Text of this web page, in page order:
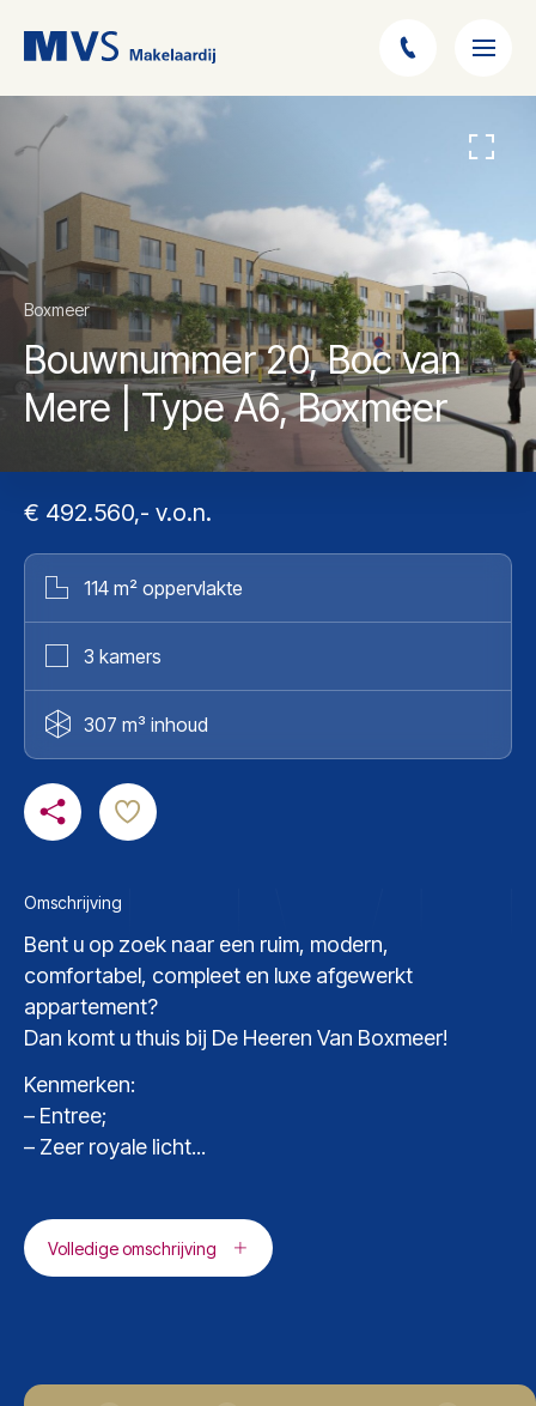
Boxmeer
Bouwnummer 20, Boc van
Mere | Type A6, Boxmeer
€ 492.560,- v.o.n.
114 m² oppervlakte
3 kamers
307 m³ inhoud
Omschrijving
Bent u op zoek naar een ruim, modern,
comfortabel, compleet en luxe afgewerkt
appartement?
Dan komt u thuis bij De Heeren Van Boxmeer!
Kenmerken:
– Entree;
– Zeer royale licht...
Volledige omschrijving